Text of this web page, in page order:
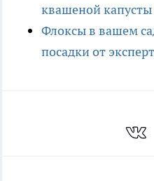
квашеной капусты
Флоксы в вашем
посадки от